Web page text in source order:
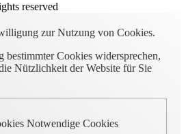
reserved
zur Nutzung von Cookies.
bestimmter Cookies widersprechen,
Nützlichkeit der Website für Sie
Notwendige Cookies